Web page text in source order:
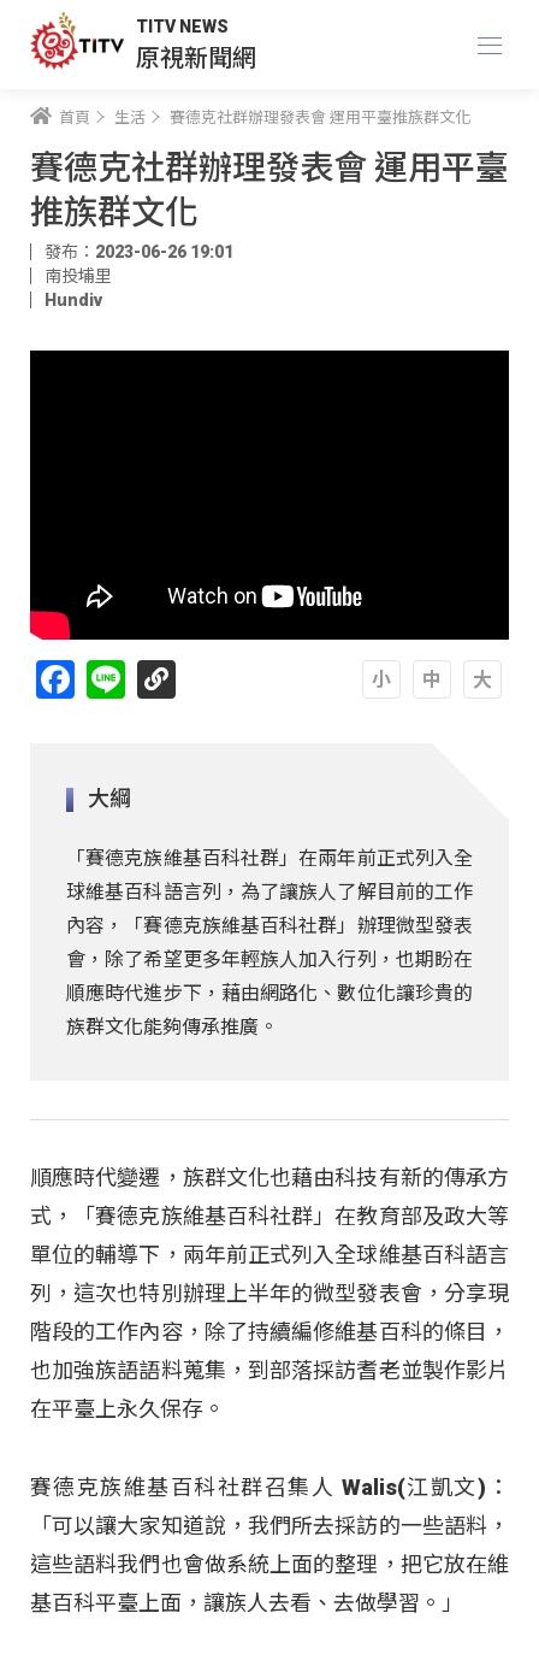
TITV NEWS
原視新聞網
首頁 生活 賽德克社群辦理發表會 運用平臺推族群文化
賽德克社群辦理發表會 運用平臺
推族群文化
發布：2023-06-26 19:01
南投埔里
Hundiv
Facebook
Line
大綱
「賽德克族維基百科社群」在兩年前正式列入全
球維基百科語言列，為了讓族人了解目前的工作
內容，「賽德克族維基百科社群」辦理微型發表
會，除了希望更多年輕族人加入行列，也期盼在
順應時代進步下，藉由網路化、數位化讓珍貴的
族群文化能夠傳承推廣。
順應時代變遷，族群文化也藉由科技有新的傳承方
式，「賽德克族維基百科社群」在教育部及政大等
單位的輔導下，兩年前正式列入全球維基百科語言
列，這次也特別辦理上半年的微型發表會，分享現
階段的工作內容，除了持續編修維基百科的條目，
也加強族語語料蒐集，到部落採訪耆老並製作影片
在平臺上永久保存。
賽德克族維基百科社群召集人 Walis(江凱文)：
「可以讓大家知道說，我們所去採訪的一些語料，
這些語料我們也會做系統上面的整理，把它放在維
基百科平臺上面，讓族人去看、去做學習。」